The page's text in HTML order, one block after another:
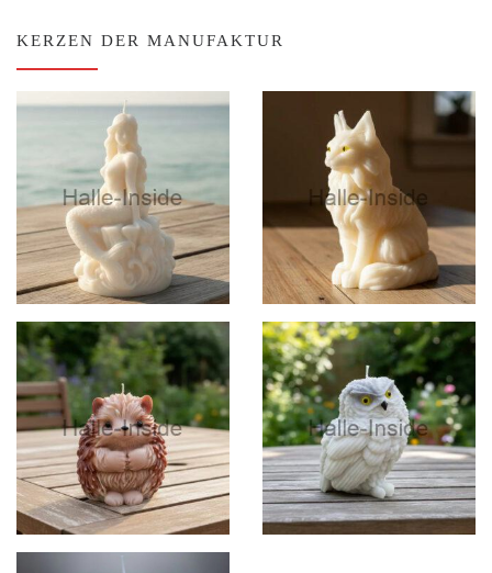
KERZEN DER MANUFAKTUR